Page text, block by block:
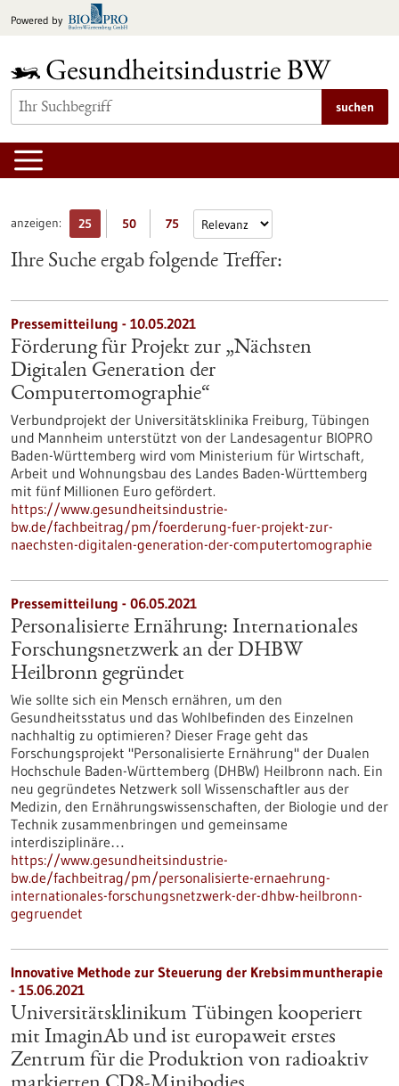
Inhalt
Powered by
suchen
anzeigen: 25 50 75
Ihre Suche ergab folgende Treffer:
Pressemitteilung - 10.05.2021
Förderung für Projekt zur „Nächsten
Digitalen Generation der
Computertomographie“
Verbundprojekt der Universitätsklinika Freiburg, Tübingen
und Mannheim unterstützt von der Landesagentur BIOPRO
Baden-Württemberg wird vom Ministerium für Wirtschaft,
Arbeit und Wohnungsbau des Landes Baden-Württemberg
mit fünf Millionen Euro gefördert.
https://www.gesundheitsindustrie-
bw.de/fachbeitrag/pm/foerderung-fuer-projekt-zur-
naechsten-digitalen-generation-der-computertomographie
Pressemitteilung - 06.05.2021
Personalisierte Ernährung: Internationales
Forschungsnetzwerk an der DHBW
Heilbronn gegründet
Wie sollte sich ein Mensch ernähren, um den
Gesundheitsstatus und das Wohlbefinden des Einzelnen
nachhaltig zu optimieren? Dieser Frage geht das
Forschungsprojekt "Personalisierte Ernährung" der Dualen
Hochschule Baden-Württemberg (DHBW) Heilbronn nach. Ein
neu gegründetes Netzwerk soll Wissenschaftler aus der
Medizin, den Ernährungswissenschaften, der Biologie und der
Technik zusammenbringen und gemeinsame
interdisziplinäre…
https://www.gesundheitsindustrie-
bw.de/fachbeitrag/pm/personalisierte-ernaehrung-
internationales-forschungsnetzwerk-der-dhbw-heilbronn-
gegruendet
Innovative Methode zur Steuerung der Krebsimmuntherapie
- 15.06.2021
Universitätsklinikum Tübingen kooperiert
mit ImaginAb und ist europaweit erstes
Zentrum für die Produktion von radioaktiv